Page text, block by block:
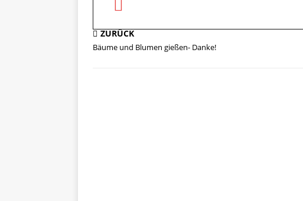
ZURÜCK
Bäume und Blumen gießen- Danke!